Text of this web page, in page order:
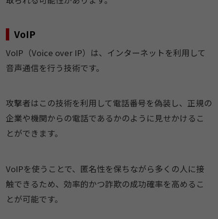
VoIP
VoIP（Voice over IP）は、インターネットを利用して
音声通信を行う技術です。
攻撃者はこの技術を利用して電話番号を偽装し、正規の
企業や機関からの電話であるかのように見せかけるこ
とができます。
VoIPを使うことで、匿名性を保ちながら多くの人に接
触できるため、効率的かつ詐欺の成功確率を高めるこ
とが可能です。